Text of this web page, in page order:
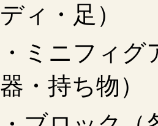
ディ・足）
・ミニフィ
器・持ち物）